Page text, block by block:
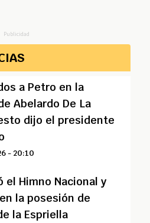
Publicidad
a Petro en la
Abelardo De La
dijo el presidente
- 20:10
el Himno Nacional y
la posesión de
la Espriella